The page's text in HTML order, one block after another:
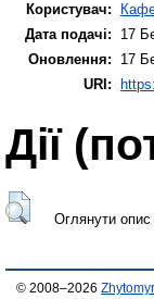
Користувач:
Дата подачі:
17
Оновлення:
17
URI:
Дії
Оглянути опис
© 2008–2026